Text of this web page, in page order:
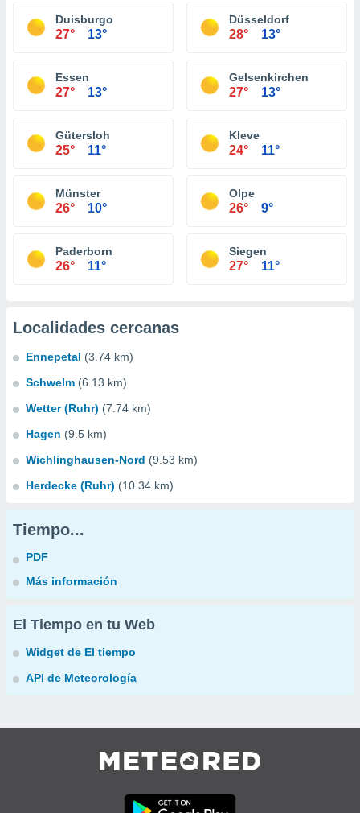
Duisburgo
27° 13°
Düsseldorf
28° 13°
Essen
27° 13°
Gelsenkirchen
27° 13°
Gütersloh
25° 11°
Kleve
24° 11°
Münster
26° 10°
Olpe
26° 9°
Paderborn
26° 11°
Siegen
27° 11°
Localidades cercanas
Ennepetal (3.74 km)
Schwelm (6.13 km)
Wetter (Ruhr) (7.74 km)
Hagen (9.5 km)
Wichlinghausen-Nord (9.53 km)
Herdecke (Ruhr) (10.34 km)
Tiempo...
PDF
Más información
El Tiempo en tu Web
Widget de El tiempo
API de Meteorología